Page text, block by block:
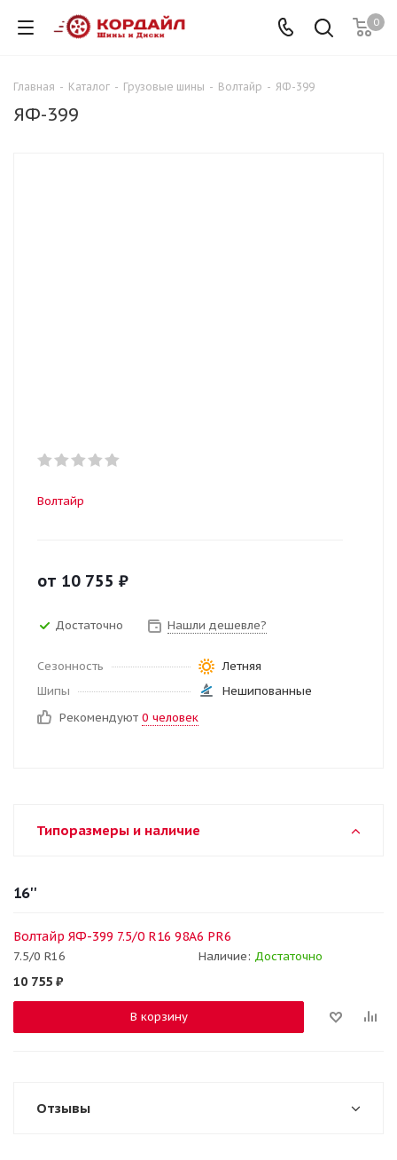
0
Главная - Каталог - Грузовые шины - Волтайр - ЯФ-399
ЯФ-399
Волтайр
от 10 755 ₽
Достаточно Нашли дешевле?
Сезонность
Летняя
Шипы
Нешипованные
Рекомендуют 0 человек
Типоразмеры и наличие
16''
Волтайр ЯФ-399 7.5/0 R16 98A6 PR6
7.5/0 R16 Наличие: Достаточно
10 755 ₽
В корзину
Отзывы